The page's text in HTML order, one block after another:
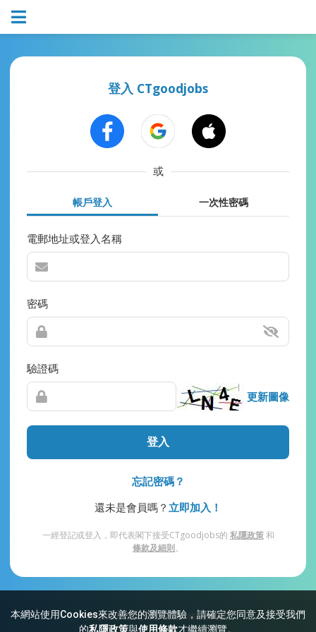
本網站使用Cookies來改善您的瀏覽體驗，請確定您同意及接受我們
的私隱政策與使用條款才繼續瀏覽。
登入 CTgoodjobs
或
帳戶登入 一次性密碼
電郵地址或登入名稱
密碼
驗證碼
更新圖像
登入
忘記密碼？
還未是會員嗎？ 立即加入！
一經登記或登入，即代表閣下接受CTgoodjobs的 私隱政策和
條款及細則。
網站索引 常見問題 私隱 條款及細則